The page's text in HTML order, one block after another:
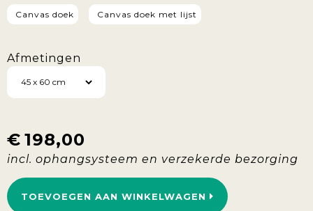
Canvas doek Canvas doek met lijst
Afmetingen
€ 198,00
TOEVOEGEN AAN WINKELWAGEN